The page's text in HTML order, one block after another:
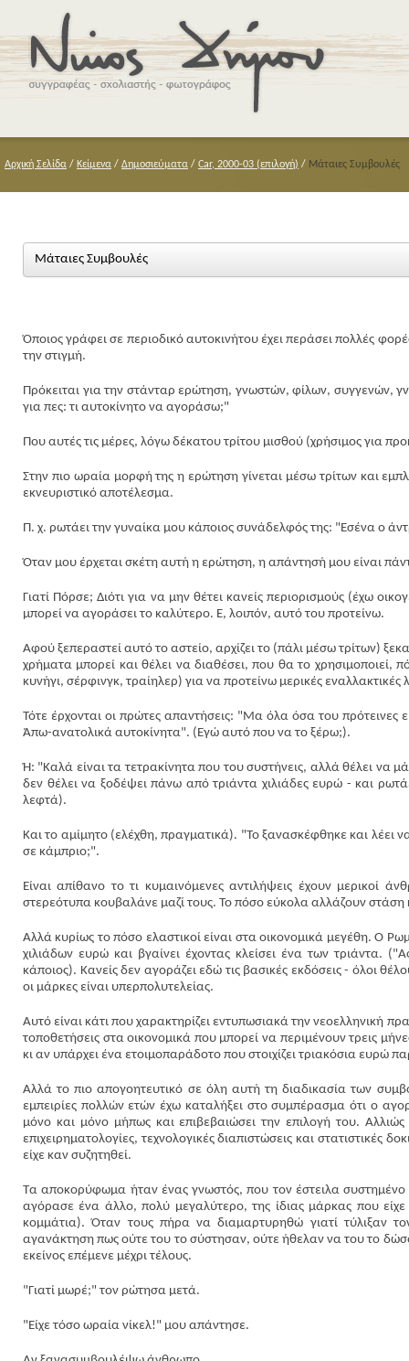
Αρχική Σελίδα / Κείμενα / Δημοσιεύματα / Car, 2000-03 (επιλογή) / Μάταιες Συμβουλές
Μάταιες Συμβουλές
Όποιος γράφει σε περιοδικό αυτοκινήτου έχει περάσει πολλές
την στιγμή.
Πρόκειται για την στάνταρ ερώτηση, γνωστών, φίλων, συγγενών,
για πες: τι αυτοκίνητο να αγοράσω;"
Που αυτές τις μέρες, λόγω δέκατου τρίτου μισθού (χρήσιμος για
Στην πιο ωραία μορφή της η ερώτηση γίνεται μέσω τρίτων και
εκνευριστικό αποτέλεσμα.
Π. χ. ρωτάει την γυναίκα μου κάποιος συνάδελφός της: "Εσένα ο
Όταν μου έρχεται σκέτη αυτή η ερώτηση, η απάντησή μου είναι
Γιατί Πόρσε; Διότι για να μην θέτει κανείς περιορισμούς (έχω
μπορεί να αγοράσει το καλύτερο. Ε, λοιπόν, αυτό του προτείνω.
Αφού ξεπεραστεί αυτό το αστείο, αρχίζει το (πάλι μέσω τρίτων)
χρήματα μπορεί και θέλει να διαθέσει, που θα το χρησιμοποιεί,
κυνήγι, σέρφινγκ, τραίηλερ) για να προτείνω μερικές εναλλακτικές
Τότε έρχονται οι πρώτες απαντήσεις: "Μα όλα όσα του πρότεινες
Άπω-ανατολικά αυτοκίνητα". (Εγώ αυτό που να το ξέρω;).
Ή: "Καλά είναι τα τετρακίνητα που του συστήνεις, αλλά θέλει να
δεν θέλει να ξοδέψει πάνω από τριάντα χιλιάδες ευρώ - και
λεφτά).
Και το αμίμητο (ελέχθη, πραγματικά). "Το ξανασκέφθηκε και λέει
σε κάμπριο;".
Είναι απίθανο το τι κυμαινόμενες αντιλήψεις έχουν μερικοί
στερεότυπα κουβαλάνε μαζί τους. Το πόσο εύκολα αλλάζουν στάση
Αλλά κυρίως το πόσο ελαστικοί είναι στα οικονομικά μεγέθη. Ο
χιλιάδων ευρώ και βγαίνει έχοντας κλείσει ένα των τριάντα.
κάποιος). Κανείς δεν αγοράζει εδώ τις βασικές εκδόσεις - όλοι
οι μάρκες είναι υπερπολυτελείας.
Αυτό είναι κάτι που χαρακτηρίζει εντυπωσιακά την νεοελληνική
τοποθετήσεις στα οικονομικά που μπορεί να περιμένουν τρεις
κι αν υπάρχει ένα ετοιμοπαράδοτο που στοιχίζει τριακόσια ευρώ
Αλλά το πιο απογοητευτικό σε όλη αυτή τη διαδικασία των
εμπειρίες πολλών ετών έχω καταλήξει στο συμπέρασμα ότι ο
μόνο και μόνο μήπως και επιβεβαιώσει την επιλογή του.
επιχειρηματολογίες, τεχνολογικές διαπιστώσεις και στατιστικές
είχε καν συζητηθεί.
Τα αποκορύφωμα ήταν ένας γνωστός, που τον έστειλα
αγόρασε ένα άλλο, πολύ μεγαλύτερο, της ίδιας μάρκας που
κομμάτια). Όταν τους πήρα να διαμαρτυρηθώ γιατί
αγανάκτηση πως ούτε του το σύστησαν, ούτε ήθελαν να του το
εκείνος επέμενε μέχρι τέλους.
"Γιατί μωρέ;" τον ρώτησα μετά.
"Είχε τόσο ωραία νίκελ!" μου απάντησε.